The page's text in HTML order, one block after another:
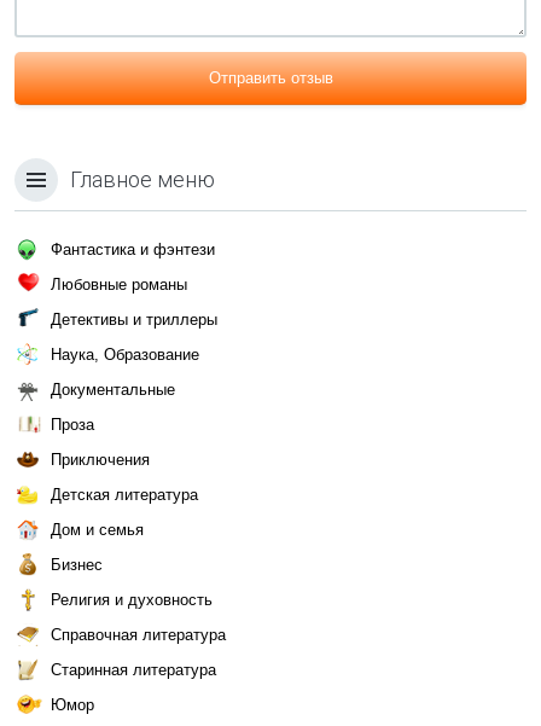
Отправить отзыв
Главное меню
Фантастика и фэнтези
Любовные романы
Детективы и триллеры
Наука, Образование
Документальные
Проза
Приключения
Детская литература
Дом и семья
Бизнес
Религия и духовность
Справочная литература
Старинная литература
Юмор